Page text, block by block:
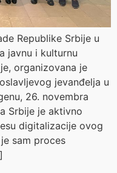
Republike Srbije u
javnu i kulturnu
organizovana je
jevanđelja u
26. novembra
Srbije je aktivno
digitalizacije ovog
sam proces